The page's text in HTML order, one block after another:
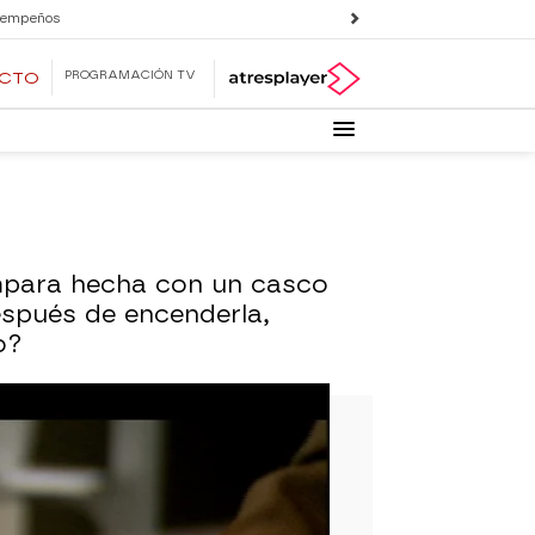
PROGRAMACIÓN TV
hecha con un casco
de encenderla,